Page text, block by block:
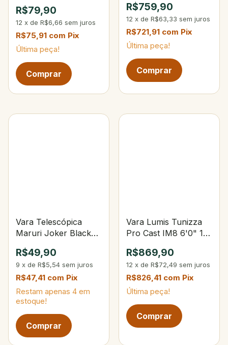
R$79,90
12 x de R$6,66 sem juros
R$75,91 com Pix
Última peça!
R$759,90
12 x de R$63,33 sem juros
R$721,91 com Pix
Última peça!
Vara Telescópica
Maruri Joker Black
R$49,90
9 x de R$5,54 sem juros
R$47,41 com Pix
Restam apenas 4 em
estoque!
Vara Lumis Tunizza
Pro Cast IM8 6'0" 15-
R$869,90
12 x de R$72,49 sem juros
R$826,41 com Pix
Última peça!